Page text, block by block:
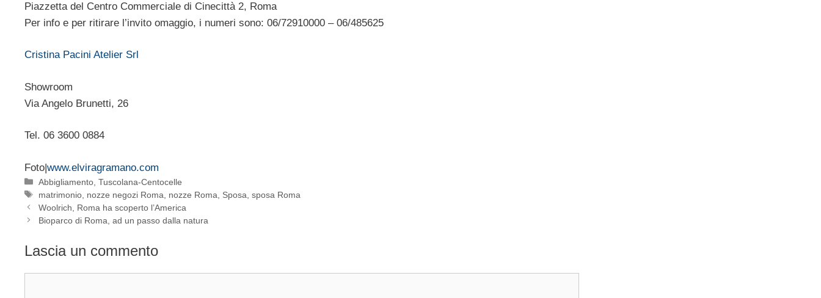
Piazzetta del Centro Commerciale di Cinecittà 2, Roma
Per info e per ritirare l’invito omaggio, i numeri sono: 06/72910000 – 06/485625
Cristina Pacini Atelier Srl
Showroom
Via Angelo Brunetti, 26
Tel. 06 3600 0884
Foto|www.elviragramano.com
Categorie
Abbigliamento ,Tuscolana-Centocelle
Tag
matrimonio nozze negozi Roma nozze Roma Sposa ,sposa Roma
Woolrich, Roma ha scoperto l’America
Bioparco di Roma, ad un passo dalla natura
Lascia un commento